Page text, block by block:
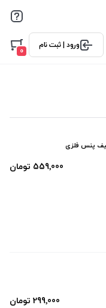
ورود | ثبت نام
0
پنس فلزی
559٬000 تومان
299٬000 تومان